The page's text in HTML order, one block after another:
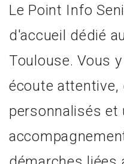
Le Point Info
d'accueil dédié
Toulouse. Vous
écoute attentive,
personnalisés et